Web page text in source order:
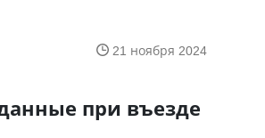
21 ноября 2024
при въезде